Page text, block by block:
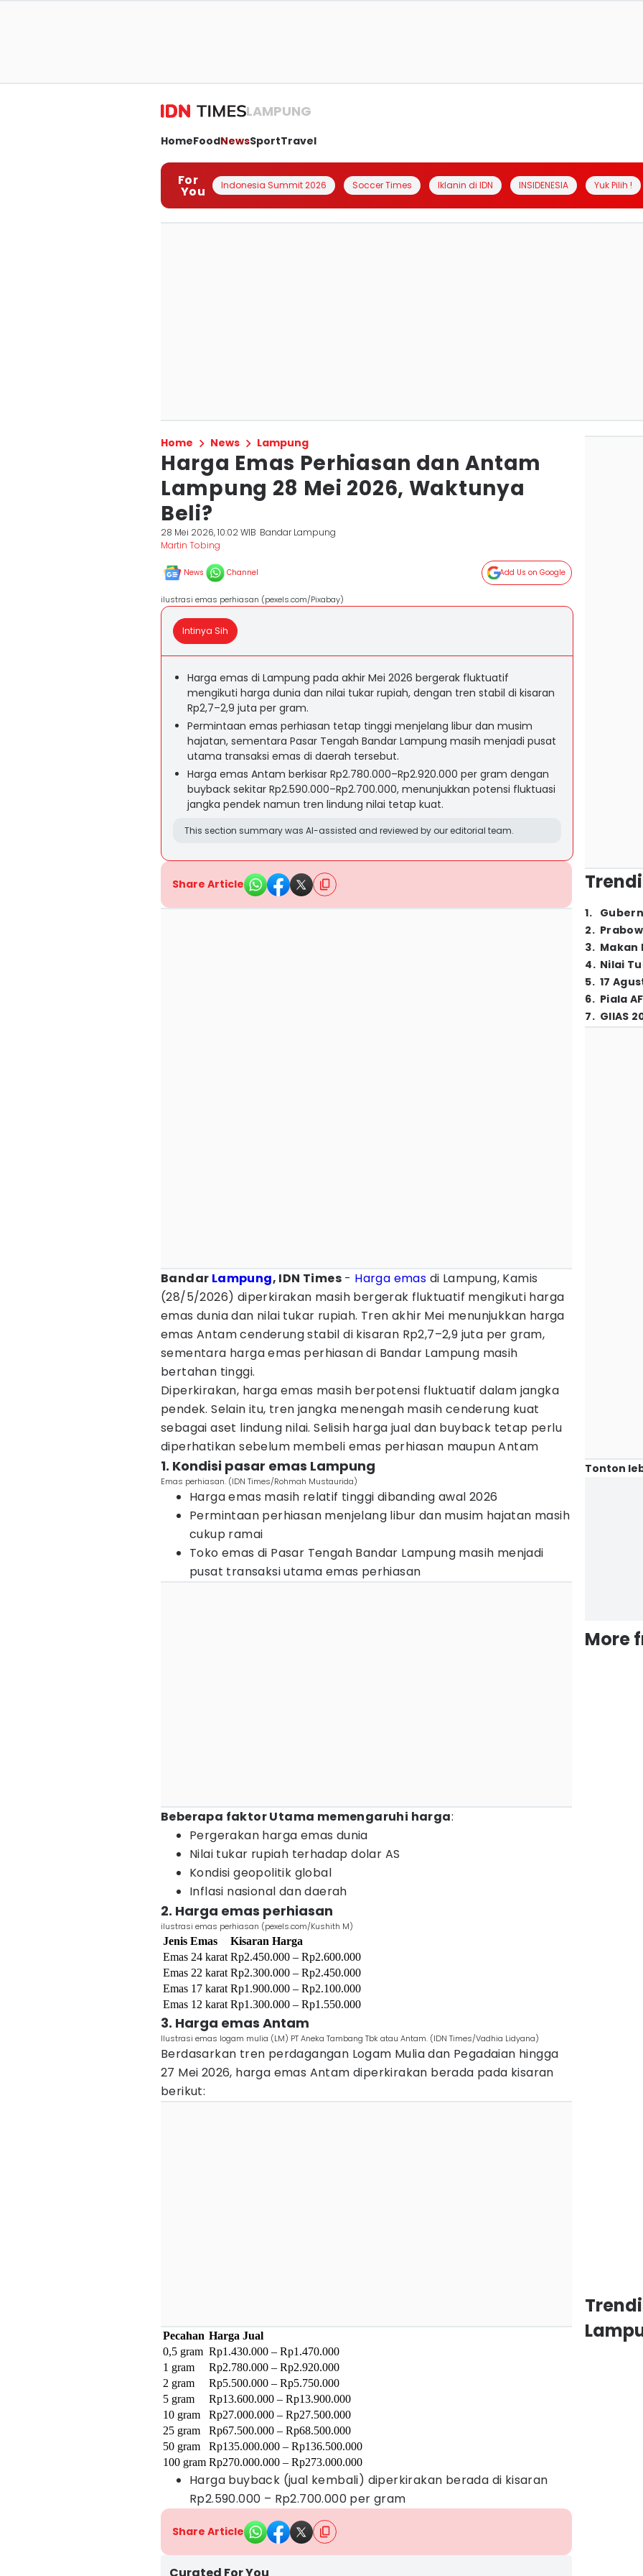
LAMPUNG
HomeFoodNewsSportTravel
For
You Indonesia Summit 2026 Soccer Times Iklanin di IDN INSIDENESIA Yuk Pilih !
Home News Lampung
Harga Emas Perhiasan dan Antam
Lampung 28 Mei 2026, Waktunya
Beli?
28 Mei 2026, 10:02 WIB Bandar Lampung
Martin Tobing
News Channel Add Us on Google
ilustrasi emas perhiasan (pexels.com/Pixabay)
Intinya Sih
Harga emas di Lampung pada akhir Mei 2026 bergerak fluktuatif
mengikuti harga dunia dan nilai tukar rupiah, dengan tren stabil di kisaran
Rp2,7–2,9 juta per gram.
Permintaan emas perhiasan tetap tinggi menjelang libur dan musim
hajatan, sementara Pasar Tengah Bandar Lampung masih menjadi pusat
utama transaksi emas di daerah tersebut.
Harga emas Antam berkisar Rp2.780.000–Rp2.920.000 per gram dengan
buyback sekitar Rp2.590.000–Rp2.700.000, menunjukkan potensi fluktuasi
jangka pendek namun tren lindung nilai tetap kuat.
This section summary was AI-assisted and reviewed by our editorial team.
Share Article
Bandar Lampung, IDN Times - Harga emas di Lampung, Kamis
(28/5/2026) diperkirakan masih bergerak fluktuatif mengikuti harga
emas dunia dan nilai tukar rupiah. Tren akhir Mei menunjukkan harga
emas Antam cenderung stabil di kisaran Rp2,7–2,9 juta per gram,
sementara harga emas perhiasan di Bandar Lampung masih
bertahan tinggi.
Diperkirakan, harga emas masih berpotensi fluktuatif dalam jangka
pendek. Selain itu, tren jangka menengah masih cenderung kuat
sebagai aset lindung nilai. Selisih harga jual dan buyback tetap perlu
diperhatikan sebelum membeli emas perhiasan maupun Antam
1. Kondisi pasar emas Lampung
Emas perhiasan. (IDN Times/Rohmah Mustaurida)
Harga emas masih relatif tinggi dibanding awal 2026
Permintaan perhiasan menjelang libur dan musim hajatan masih
cukup ramai
Toko emas di Pasar Tengah Bandar Lampung masih menjadi
pusat transaksi utama emas perhiasan
Beberapa faktor Utama memengaruhi harga:
Pergerakan harga emas dunia
Nilai tukar rupiah terhadap dolar AS
Kondisi geopolitik global
Inflasi nasional dan daerah
2. Harga emas perhiasan
ilustrasi emas perhiasan (pexels.com/Kushith M)
Jenis Emas
Kisaran Harga
Emas 24 karat Rp2.450.000 – Rp2.600.000
Emas 22 karat Rp2.300.000 – Rp2.450.000
Emas 17 karat Rp1.900.000 – Rp2.100.000
Emas 12 karat Rp1.300.000 – Rp1.550.000
3. Harga emas Antam
Ilustrasi emas logam mulia (LM) PT Aneka Tambang Tbk atau Antam. (IDN Times/Vadhia Lidyana)
Berdasarkan tren perdagangan Logam Mulia dan Pegadaian hingga
27 Mei 2026, harga emas Antam diperkirakan berada pada kisaran
berikut:
Pecahan Harga Jual
0,5 gram Rp1.430.000 – Rp1.470.000
1 gram
Rp2.780.000 – Rp2.920.000
2 gram
Rp5.500.000 – Rp5.750.000
5 gram
Rp13.600.000 – Rp13.900.000
10 gram
Rp27.000.000 – Rp27.500.000
25 gram
Rp67.500.000 – Rp68.500.000
50 gram
Rp135.000.000 – Rp136.500.000
100 gram Rp270.000.000 – Rp273.000.000
Harga buyback (jual kembali) diperkirakan berada di kisaran
Rp2.590.000 – Rp2.700.000 per gram
Share Article
1.
2.
3. Makan
4. Nilai
5. 17
6. Piala
7. GIIAS
Tonton
More